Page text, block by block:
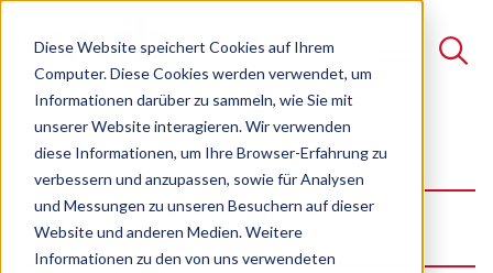
Diese Website speichert Cookies auf Ihrem
Computer. Diese Cookies werden verwendet, um
Informationen darüber zu sammeln, wie Sie mit
unserer Website interagieren. Wir verwenden
diese Informationen, um Ihre Browser-Erfahrung zu
verbessern und anzupassen, sowie für Analysen
und Messungen zu unseren Besuchern auf dieser
Website und anderen Medien. Weitere
Informationen zu den von uns verwendeten
Suche
Es gibt keine Vorschläge, da das Suchfeld leer ist.
Verband
Für unsere Mitglieder